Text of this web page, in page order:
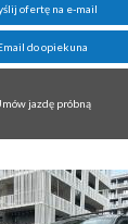
ofertę na e-mail
do opiekuna
jazdę próbną